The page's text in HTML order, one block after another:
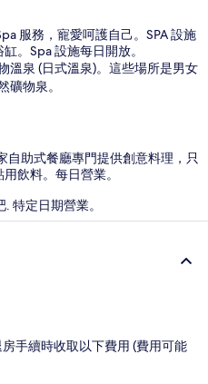
服務，寵愛呵護自己。SPA 設施
。Spa 設施每日開放。
溫泉 (日式溫泉)。這些場所是男女
物泉。
自助式餐廳專門提供創意料理，只
飲料。每日營業。
特定日期營業。
手續時收取以下費用 (費用可能